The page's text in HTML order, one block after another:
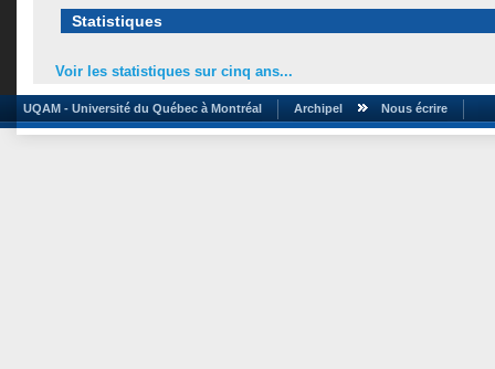
Statistiques
Voir les statistiques sur cinq ans...
UQAM - Université du Québec à Montréal Archipel Nous écrire